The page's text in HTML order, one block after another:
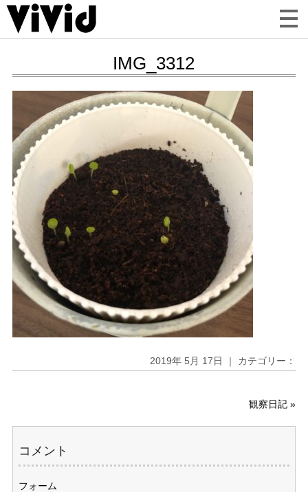
IMG_3312
2019年 5月 17日 ｜ カテゴリー：
観察日記 »
コメント
フォーム